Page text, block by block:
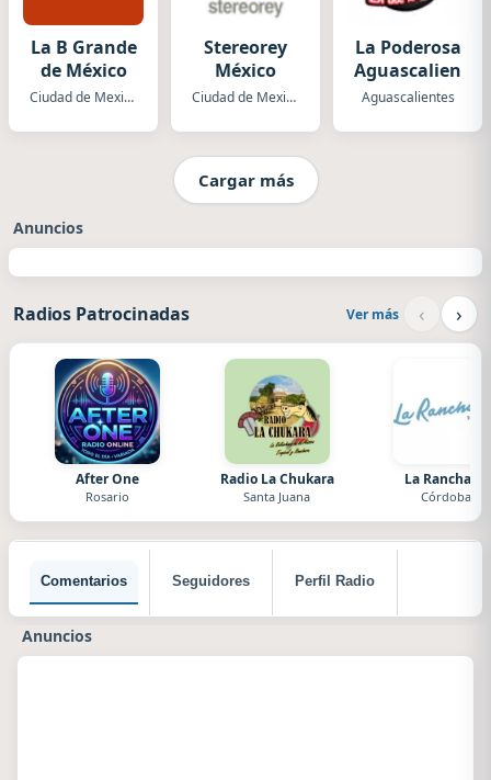
La B Grande
de México
Ciudad de Mexico
Stereorey
México
Ciudad de Mexico
La Poderosa
Aguascalientes
Aguascalientes
Cargar más
Anuncios
Radios Patrocinadas Ver más ‹ ›
After One
Rosario
Radio La Chukara
Santa Juana
La Ranchada
Córdoba
Comentarios Seguidores Perfil Radio
Anuncios